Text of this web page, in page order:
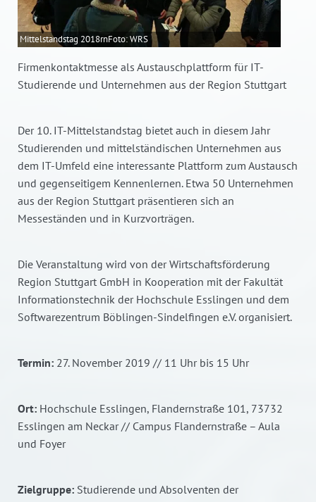
Mittelstandstag 2018rnFoto: WRS
Firmenkontaktmesse als Austauschplattform für IT-
Studierende und Unternehmen aus der Region Stuttgart
Der 10. IT-Mittelstandstag bietet auch in diesem Jahr
Studierenden und mittelständischen Unternehmen aus
dem IT-Umfeld eine interessante Plattform zum Austausch
und gegenseitigem Kennenlernen. Etwa 50 Unternehmen
aus der Region Stuttgart präsentieren sich an
Messeständen und in Kurzvorträgen.
Die Veranstaltung wird von der Wirtschaftsförderung
Region Stuttgart GmbH in Kooperation mit der Fakultät
Informationstechnik der Hochschule Esslingen und dem
Softwarezentrum Böblingen-Sindelfingen e.V. organisiert.
Termin: 27. November 2019 // 11 Uhr bis 15 Uhr
Ort: Hochschule Esslingen, Flandernstraße 101, 73732
Esslingen am Neckar // Campus Flandernstraße – Aula
und Foyer
Zielgruppe: Studierende und Absolventen der